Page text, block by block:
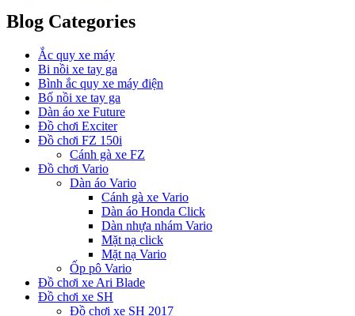
Blog Categories
Ắc quy xe máy
Bi nồi xe tay ga
Bình ắc quy xe máy điện
Bố nồi xe tay ga
Dàn áo xe Future
Đồ chơi Exciter
Đồ chơi FZ 150i
Cánh gà xe FZ
Đồ chơi Vario
Dàn áo Vario
Cánh gà xe Vario
Dàn áo Honda Click
Dàn nhựa nhám Vario
Mặt nạ click
Mặt nạ Vario
Ốp pô Vario
Đồ chơi xe Ari Blade
Đồ chơi xe SH
Đồ chơi xe SH 2017